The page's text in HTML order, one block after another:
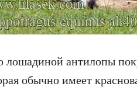
лошадиной антилопы
обычно имеет